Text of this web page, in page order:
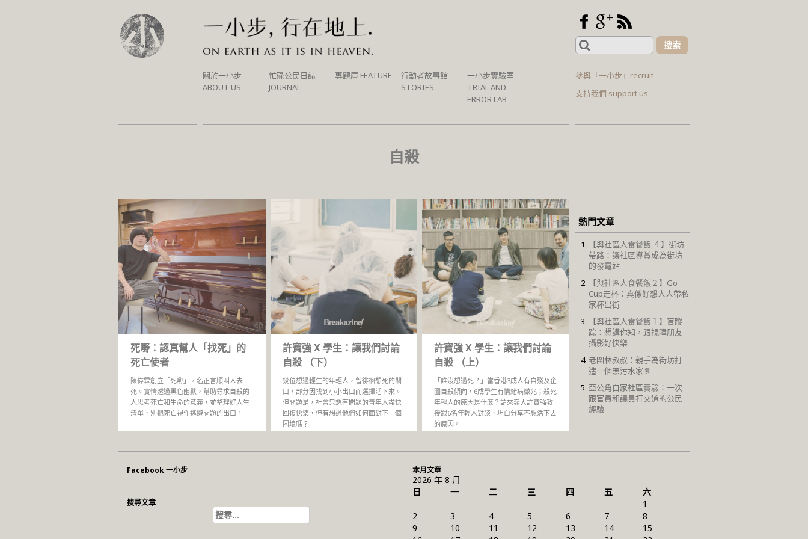
Search
for:
SKIP
TO
關於一小步
ABOUT US
忙碌公民日誌
JOURNAL
專題庫 FEATURE
行動者故事館
STORIES
一小步實驗室
TRIAL AND
ERROR LAB
參與「一小步」recruit
支持我們 support us
自殺
死嘢：認真幫人「找死」的
死亡使者
陳偉霖創立「死嘢」，名正言順叫人去
死。實情透過黑色幽默，幫助尋求自殺的
人思考死亡和生命的意義，並整理好人生
清單，別把死亡視作逃避問題的出口。
許寶強 X 學生：讓我們討論
自殺 （下）
幾位想過輕生的年輕人，曾徘徊想死的關
口，部分因找到小小出口而選擇活下來。
但問題是，社會只想有問題的青年人盡快
回復快樂，但有想過他們如何面對下一個
困境嗎？
許寶強 X 學生：讓我們討論
自殺 （上）
「誰沒想過死？」當香港3成人有自殘及企
圖自殺傾向，6成學生有情緒病徵兆；殺死
年輕人的原因是什麼？請來嶺大許寶強教
授跟6名年輕人對談，坦白分享不想活下去
的原因。
熱門文章
【與社區人食餐飯 ４】街坊
帶路：讓社區導賞成為街坊
的發電站
【與社區人食餐飯２】Go
Cup走杯：真係好想人人帶私
家杯出街
【與社區人食餐飯１】盲蹤
踪：想講你知，跟視障朋友
攝影好快樂
老圍林叔叔：親手為街坊打
造一個無污水家園
亞公角自家社區實驗：一次
跟官員和議員打交道的公民
經驗
Facebook 一小步
搜尋文章
搜
尋
本月文章
2026 年 8 月
日
一 二 三 四 五
六
1
2
3 4 5 6 7
8
9
10 11 12 13 14
15